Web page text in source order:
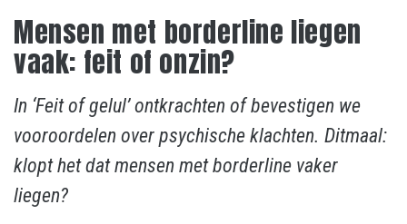
Mensen met borderline liegen
vaak: feit of onzin?
In ‘Feit of gelul’ ontkrachten of bevestigen we
vooroordelen over psychische klachten. Ditmaal:
klopt het dat mensen met borderline vaker
liegen?